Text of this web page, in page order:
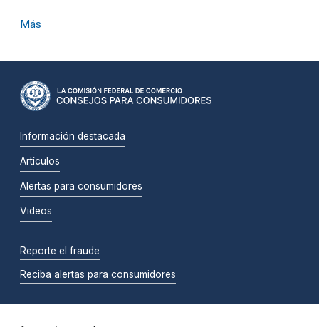
Más
Información destacada
Artículos
Alertas para consumidores
Videos
Reporte el fraude
Reciba alertas para consumidores